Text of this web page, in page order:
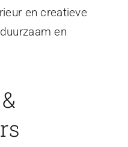
en creatieve
en